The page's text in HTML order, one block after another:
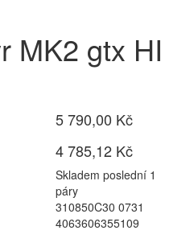
MK2 gtx HI
5 790,00 Kč
4 785,12 Kč
Skladem poslední 1
páry
310850C30 0731
4063606355109